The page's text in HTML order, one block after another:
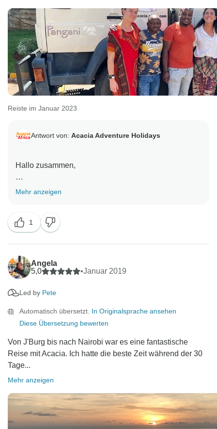
Reiste im Januar 2023
Antwort von: Acacia Adventure Holidays
Hallo zusammen,
Vielen Dank für Ihre freundlichen Worte - wir freuen
Wir werden sicherstellen, dass Ihre Kommentare an
unseren Betriebsleiter weitergeleitet werden, damit
Pete und Francis die Anerkennung erhalten, die sie
verdienen :-)
Wir hoffen, Sie bei Ihrem nächsten Besuch wieder in
Afrika begrüßen zu dürfen.
Mehr anzeigen
1
Angela
5,0
•Januar 2019
Led by Pete
Automatisch übersetzt. In Originalsprache ansehen
Diese Übersetzung bewerten
Von J'Burg bis nach Nairobi war es eine fantastische
Reise mit Acacia. Ich hatte die beste Zeit während der 30
Tage...
Mehr anzeigen